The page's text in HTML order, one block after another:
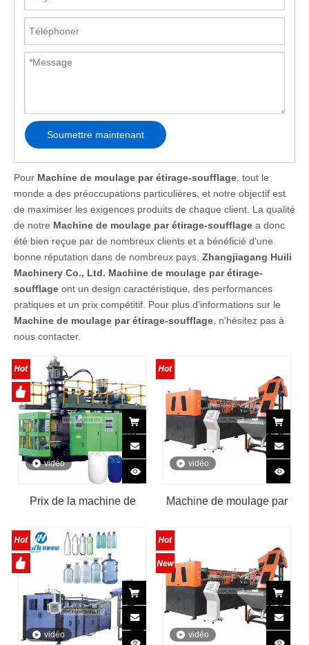
Soumettre maintenant
Pour Machine de moulage par étirage-soufflage , tout le
monde a des préoccupations particulières, et notre objectif est
de maximiser les exigences produits de chaque client. La qualité
de notre Machine de moulage par étirage-soufflage a donc
été bien reçue par de nombreux clients et a bénéficié d'une
bonne réputation dans de nombreux pays. Zhangjiagang Huili
Machinery Co., Ltd. Machine de moulage par étirage-
soufflage ont un design caractéristique, des performances
pratiques et un prix compétitif. Pour plus d'informations sur le
Machine de moulage par étirage-soufflage , n'hésitez pas à
nous contacter.
vidéo
Prix ​​de la machine de
tambour en plastique
industriel
vidéo
Machine de moulage par
entièrement automatique
vidéo vidéo